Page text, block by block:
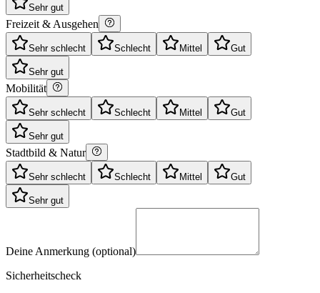
Sehr gut
Freizeit & Ausgehen
Sehr schlecht Schlecht Mittel Gut
Sehr gut
Mobilität
Sehr schlecht Schlecht Mittel Gut
Sehr gut
Stadtbild & Natur
Sehr schlecht Schlecht Mittel Gut
Sehr gut
Deine Anmerkung (optional)
Sicherheitscheck